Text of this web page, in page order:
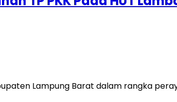
Lampung Barat dalam rangka